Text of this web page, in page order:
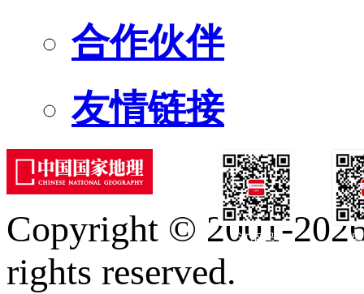
合作伙伴
友情链接
订阅号
Copyright © 2001-
rights reserved.